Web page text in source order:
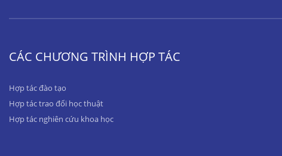
CÁC CHƯƠNG TRÌNH HỢP TÁC
Hợp tác đào tạo
Hợp tác trao đổi học thuật
Hợp tác nghiên cứu khoa học